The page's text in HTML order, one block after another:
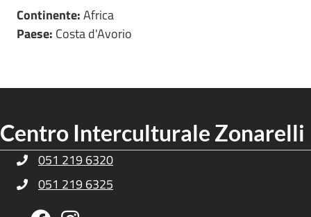
Continente:Africa
Paese: Costa d'Avorio
Centro Interculturale Zonarelli
Telefono Centro Culturale Zonarelli
051 219 6320
Telefono Centro Culturale Zonarelli
051 219 6325